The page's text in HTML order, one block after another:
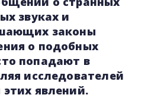
звуках и
законы
о подобных
попадают в
исследователей
явлений.